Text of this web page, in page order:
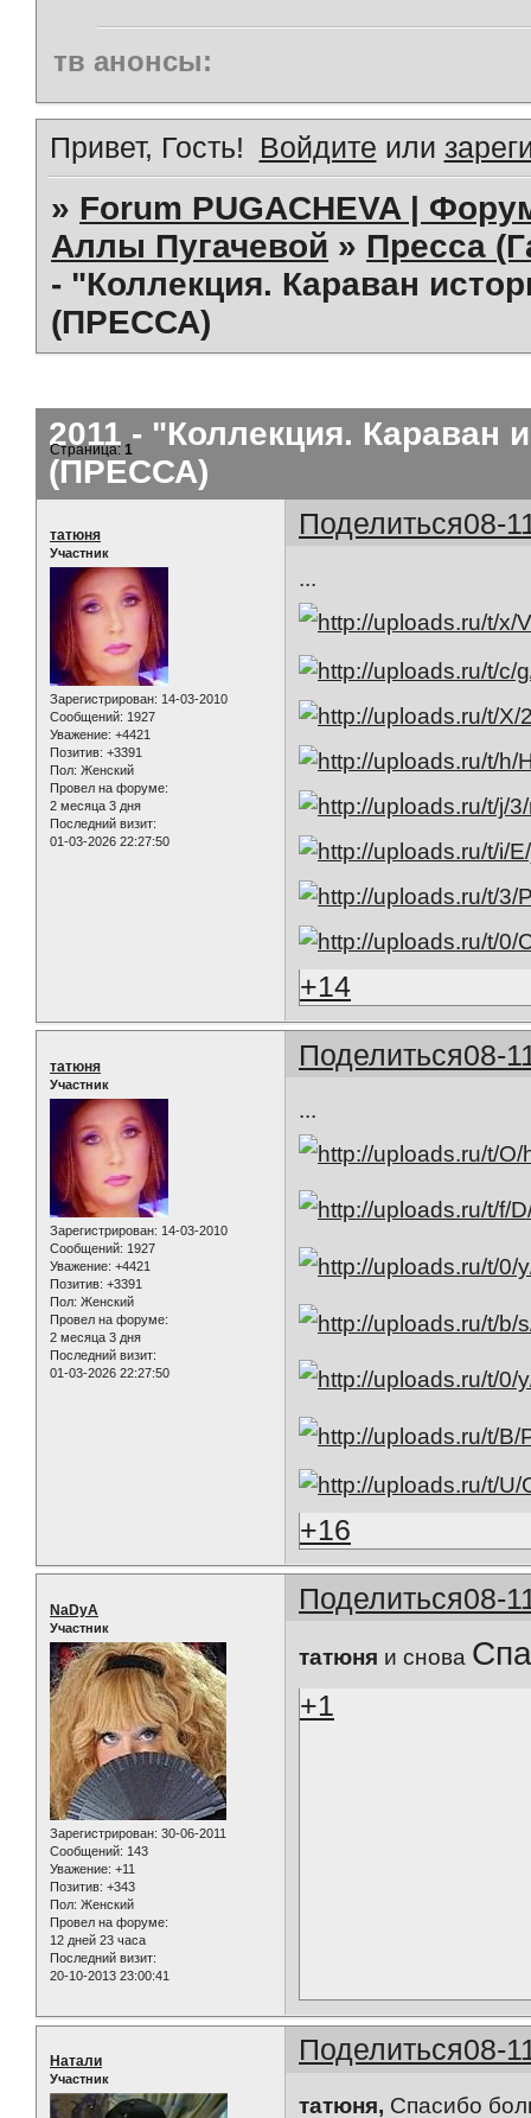
тв анонсы:
Привет, Гость! Войдите или
» Forum PUGACHEVA |
Аллы Пугачевой » Пресса
- "Коллекция. Караван
(ПРЕССА)
2011 - "Коллекция. Караван
(ПРЕССА)
Страница:1
Поделиться08-
татюня
Участник
Зарегистрирован: 14-03-2010
Сообщений: 1927
Уважение: +4421
Позитив: +3391
Пол: Женский
Провел на форуме:
2 месяца 3 дня
Последний визит:
01-03-2026 22:27:50
...
+14
Поделиться08-
татюня
Участник
Зарегистрирован: 14-03-2010
Сообщений: 1927
Уважение: +4421
Позитив: +3391
Пол: Женский
Провел на форуме:
2 месяца 3 дня
Последний визит:
01-03-2026 22:27:50
...
+16
Поделиться08-
NaDyA
Участник
Зарегистрирован: 30-06-2011
Сообщений: 143
Уважение: +11
Позитив: +343
Пол: Женский
Провел на форуме:
12 дней 23 часа
Последний визит:
20-10-2013 23:00:41
татюня и снова
+1
Поделиться08-
Натали
Участник
татюня, Спасибо